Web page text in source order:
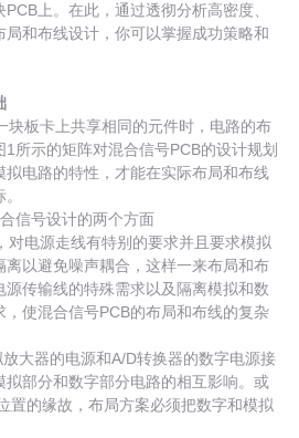
上。在此，通过透彻分析高密度、
局和布线设计，你可以掌握成功策略和
板卡上共享相同的元件时，电路的布
所示的矩阵对混合信号PCB的设计规划
电路的特性，才能在实际布局和布线
合信号设计的两个方面
电源走线有特别的要求并且要求模拟
离以避免噪声耦合，这样一来布局和布
传输线的特殊需求以及隔离模拟和数
使混合信号PCB的布局和布线的复杂
大器的电源和A/D转换器的数字电源接
部分和数字部分电路的相互影响。或
置的缘故，布局方案必须把数字和模拟